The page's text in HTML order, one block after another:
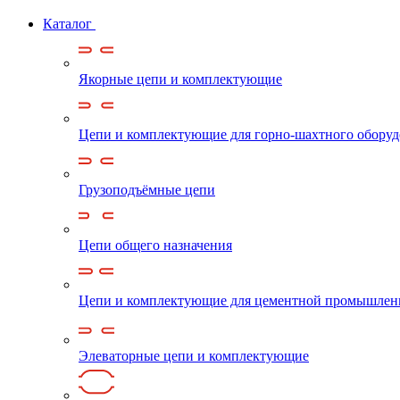
Каталог
Якорные цепи и комплектующие
Цепи и комплектующие для горно-шахтного
Грузоподъёмные цепи
Цепи общего назначения
Цепи и комплектующие для цементной
Элеваторные цепи и комплектующие